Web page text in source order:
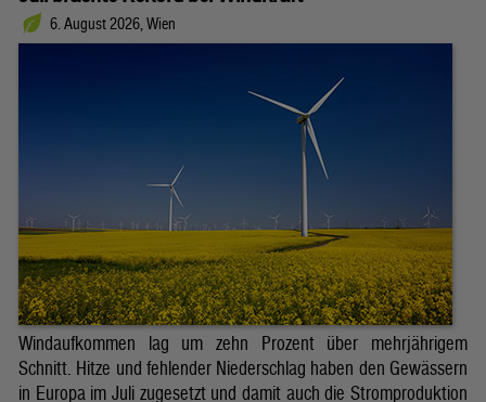
6. August 2026, Wien
Windaufkommen lag um zehn Prozent über mehrjährigem
Schnitt. Hitze und fehlender Niederschlag haben den Gewässern
in Europa im Juli zugesetzt und damit auch die Stromproduktion